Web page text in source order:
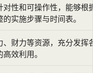
对性和可操作性，能够根
实施步骤与时间表。
、财力等资源，充分发挥
效利用。